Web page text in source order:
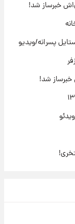
تانک جهان آشنا
خبرساز شد!
پسرانه/ویدیو
خبرساز شد!